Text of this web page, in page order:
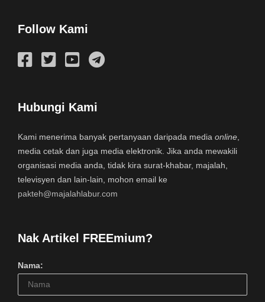
Follow Kami
Hubungi Kami
Kami menerima banyak pertanyaan daripada media online
media cetak dan juga media elektronik. Jika anda mewakili
organisasi media anda, tidak kira surat-khabar, majalah,
televisyen dan lain-lain, mohon email ke
pakteh@majalahlabur.com
Nak Artikel FREEmium?
Nama: